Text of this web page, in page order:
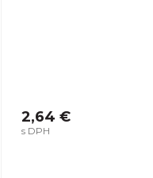
2,64 €
s DPH